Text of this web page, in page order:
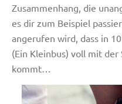
Zusammenhang, die
es dir zum Beispiel
angerufen wird, dass in
(Ein Kleinbus) voll mit
kommt…